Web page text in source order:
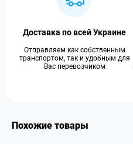
Доставка по всей Украине
Отправляем как собственным
транспортом, так и удобным для
Вас перевозчиком
Похожие товары